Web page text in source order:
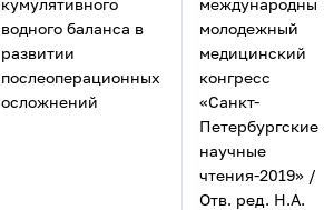
кумулятивного
водного баланса в
развитии
послеоперационных
осложнений
молодежный
медицинский
конгресс
«Санкт-
Петербургские
научные
чтения-2019» /
Отв. ред. Н.А.